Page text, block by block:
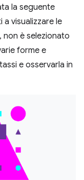
la seguente
visualizzare le
è selezionato
forme e
e osservarla in